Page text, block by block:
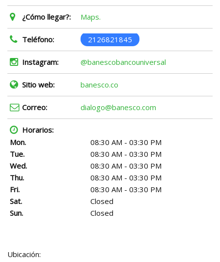
¿Cómo llegar?: Maps.
Teléfono: 2126821845
Instagram: @banescobancouniversal
Sitio web: banesco.co
Correo: dialogo@banesco.com
Horarios:
Mon.
08:30 AM - 03:30 PM
Tue.
08:30 AM - 03:30 PM
Wed.
08:30 AM - 03:30 PM
Thu.
08:30 AM - 03:30 PM
Fri.
08:30 AM - 03:30 PM
Sat.
Closed
Sun.
Closed
Ubicación: